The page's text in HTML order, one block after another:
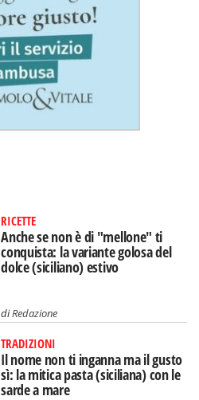
RICETTE
Anche se non è di "mellone" ti
conquista: la variante golosa del
dolce (siciliano) estivo
diRedazione
TRADIZIONI
Il nome non ti inganna ma il gusto
sì: la mitica pasta (siciliana) con le
sarde a mare